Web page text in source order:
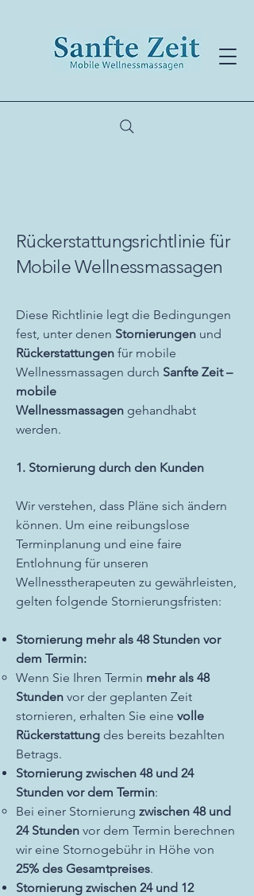
Rückerstattungsrichtlinie für
Mobile Wellnessmassagen
Diese Richtlinie legt die Bedingungen
fest, unter denen Stornierungen und
Rückerstattungen für mobile
Wellnessmassagen durch Sanfte Zeit –
mobile
Wellnessmassagen gehandhabt
werden.
1. Stornierung durch den Kunden
Wir verstehen, dass Pläne sich ändern
können. Um eine reibungslose
Terminplanung und eine faire
Entlohnung für unseren
Wellnesstherapeuten zu gewährleisten,
gelten folgende Stornierungsfristen:
Stornierung mehr als 48 Stunden vor
dem Termin:
Wenn Sie Ihren Termin mehr als 48
Stunden vor der geplanten Zeit
stornieren, erhalten Sie eine volle
Rückerstattung des bereits bezahlten
Betrags.
Stornierung zwischen 48 und 24
Stunden vor dem Termin:
Bei einer Stornierung zwischen 48 und
24 Stunden vor dem Termin berechnen
wir eine Stornogebühr in Höhe von
25% des Gesamtpreises.
Stornierung zwischen 24 und 12